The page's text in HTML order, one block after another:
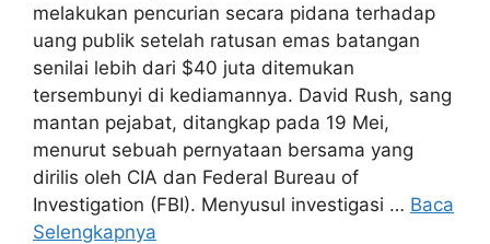
melakukan pencurian secara pidana terhadap
uang publik setelah ratusan emas batangan
senilai lebih dari $40 juta ditemukan
tersembunyi di kediamannya. David Rush, sang
mantan pejabat, ditangkap pada 19 Mei,
menurut sebuah pernyataan bersama yang
dirilis oleh CIA dan Federal Bureau of
Investigation (FBI). Menyusul investigasi … Baca
Selengkapnya